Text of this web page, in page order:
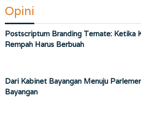
Opini
Postscriptum Branding Ternate: Ketika
Rempah Harus Berbuah
Dari Kabinet Bayangan Menuju
Bayangan